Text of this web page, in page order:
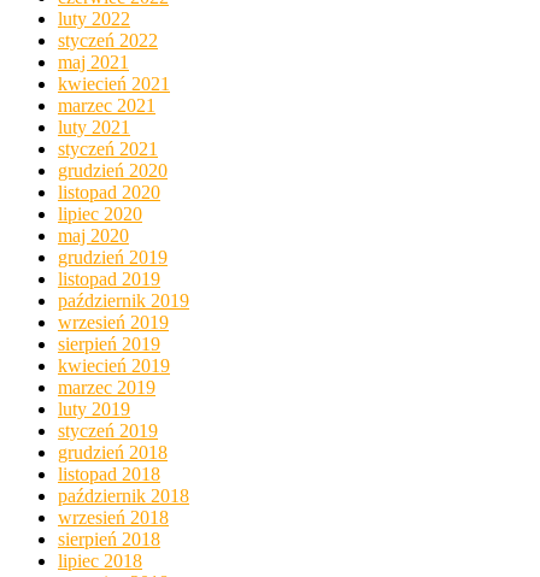
luty 2022
styczeń 2022
maj 2021
kwiecień 2021
marzec 2021
luty 2021
styczeń 2021
grudzień 2020
listopad 2020
lipiec 2020
maj 2020
grudzień 2019
listopad 2019
październik 2019
wrzesień 2019
sierpień 2019
kwiecień 2019
marzec 2019
luty 2019
styczeń 2019
grudzień 2018
listopad 2018
październik 2018
wrzesień 2018
sierpień 2018
lipiec 2018